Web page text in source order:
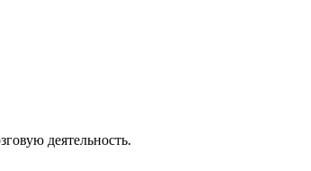
деятельность.